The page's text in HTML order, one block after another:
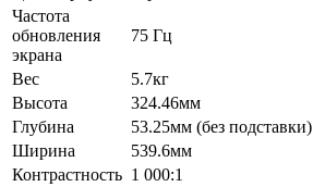
Частота
обновления
экрана
75 Гц
Вес
5.7кг
Высота
324.46мм
Глубина
53.25мм (без подставки)
Ширина
539.6мм
Контрастность 1 000:1